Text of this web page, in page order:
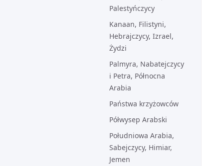
Palestyńczycy
Kanaan, Filistyni,
Hebrajczycy, Izrael,
Żydzi
Palmyra, Nabatejczycy
i Petra, Północna
Arabia
Państwa krzyżowców
Półwysep Arabski
Południowa Arabia,
Sabejczycy, Himiar,
Jemen